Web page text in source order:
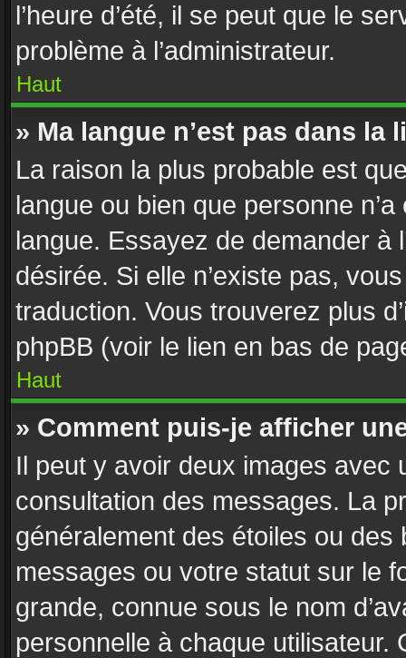
l’heure d’été, il se peut que le
problème à l’administrateur.
Haut
» Ma langue n’est pas dans la
La raison la plus probable est
langue ou bien que personne
langue. Essayez de demander à
désirée. Si elle n’existe pas,
traduction. Vous trouverez plus
phpBB (voir le lien en bas de
Haut
» Comment puis-je afficher
Il peut y avoir deux images avec
consultation des messages. La
généralement des étoiles ou
messages ou votre statut sur le
grande, connue sous le nom
personnelle à chaque utilisateur.